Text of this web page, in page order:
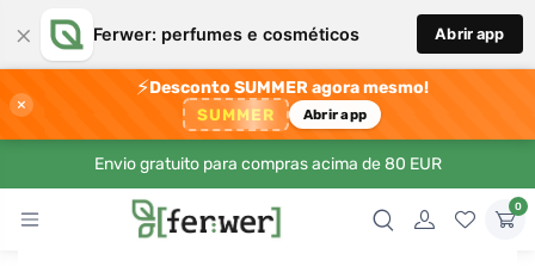
× Ferwer: perfumes e cosméticos Abrir app
×
⚡Desconto SUMMER agora mesmo!
SUMMER Abrir app
Envio gratuito para compras acima de 80 EUR
0